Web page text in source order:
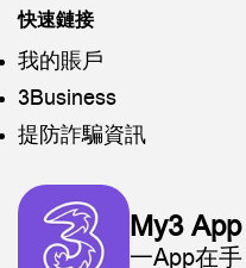
快速鏈接
我的賬戶
3Business
提防詐騙資訊
My3 App
一App在手